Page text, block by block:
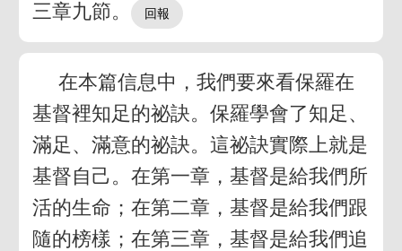
三章九節。
在本篇信息中，我們要來看保羅在
基督裡知足的祕訣。保羅學會了知足、
滿足、滿意的祕訣。這祕訣實際上就是
基督自己。在第一章，基督是給我們所
活的生命；在第二章，基督是給我們跟
隨的榜樣；在第三章，基督是給我們追